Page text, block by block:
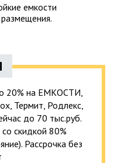
емкости
20% на ЕМКОСТИ,
Термит, Родлекс,
до 70 тыс.руб.
скидкой 80%
Рассрочка без